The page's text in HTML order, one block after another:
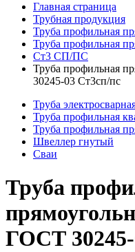
Главная страница
Трубная продукция
Труба профильная
Труба профильная
Ст3 СП/ПС
Труба профильная
30245-03 Ст3сп/пс
Труба
Труба профильная
Труба профильная
Швеллер гнутый
Сваи
Труба
ГОСТ